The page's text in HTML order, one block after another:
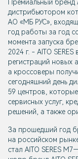
Премиальный бренд
дистрибьютором
АО «МБ РУС»,
год работы за год
момента запуска
2024 г. - AITO
регистраций новых
а кроссоверы
сегодняшний день
59 центров,
сервисных услуг,
решений, а также
За прошедший год
на российском
стал AITO SERES